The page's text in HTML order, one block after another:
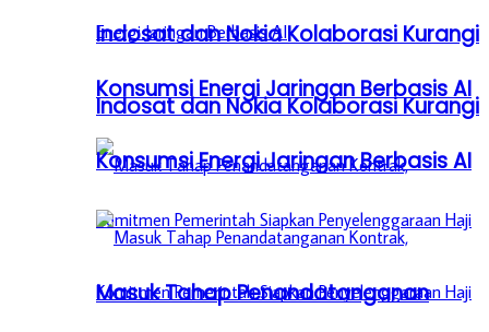
Indosat dan Nokia Kolaborasi Kurangi
Konsumsi Energi Jaringan Berbasis AI
Masuk Tahap Penandatanganan
Indosat dan Nokia Kolaborasi Kurangi
Konsumsi Energi Jaringan Berbasis AI